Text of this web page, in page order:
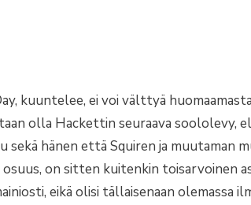
kuuntelee, ei voi välttyä
olla Hackettin seuraava soololevy,
sekä hänen että Squiren ja muutaman
on sitten kuitenkin toisarvoinen
eikä olisi tällaisenaan olemassa